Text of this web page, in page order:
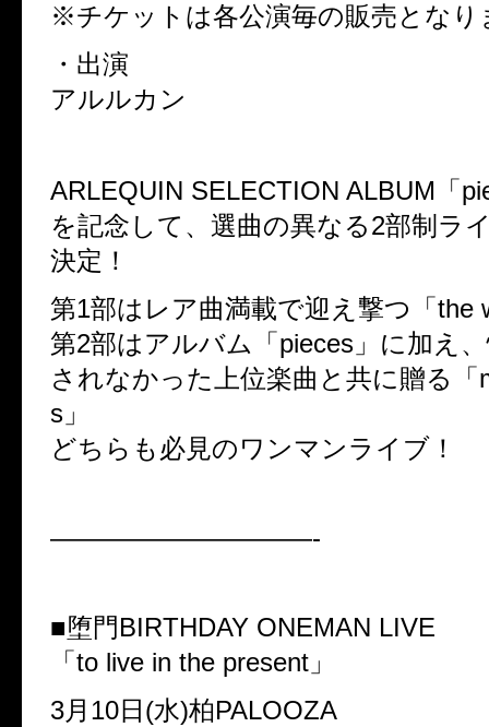
※チケットは各公演毎の販売となり
・出演
アルルカン
ARLEQUIN SELECTION ALBUM「
を記念して、選曲の異なる2部制ラ
決定！
第1部はレア曲満載で迎え撃つ「the
第2部はアルバム「pieces」に加え
されなかった上位楽曲と共に贈る「
s」
どちらも必見のワンマンライブ！
——————————-
■堕門BIRTHDAY ONEMAN LIVE
「to live in the present」
3月10日(水)柏PALOOZA